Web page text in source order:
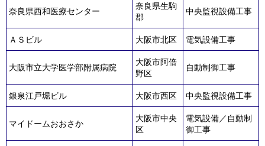
奈良県西和医療センター
奈良県生駒
郡
中央監視設備工事
ＡＳビル 大阪市北区 電気設備工事
大阪市立大学医学部附属病院
大阪市阿倍
野区
自動制御工事
銀泉江戸堀ビル 大阪市西区 中央監視設備工事
マイドームおおさか
大阪市中央
区
電気設備／自動制
御工事